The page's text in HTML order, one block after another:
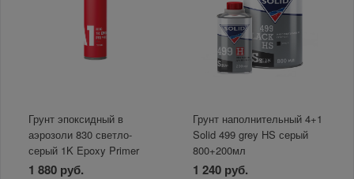
Грунт эпоксидный в
аэрозоли 830 светло-
серый 1K Epoxy Primer
Light Grey А1 500 мл
1 880 руб.
Грунт наполнительный 4+1
Solid 499 grey HS серый
800+200мл
1 240 руб.